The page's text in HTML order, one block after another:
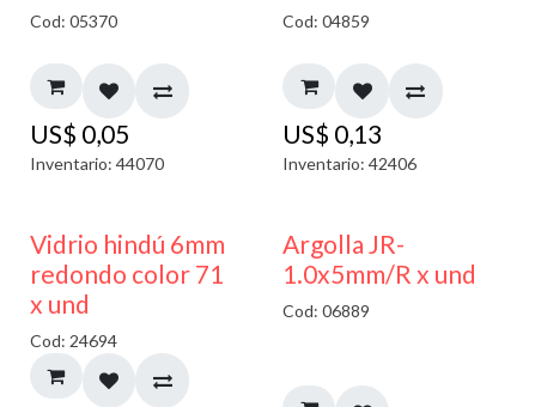
Cod: 05370
US$ 0,05
Inventario: 44070
Cod: 04859
US$ 0,13
Inventario: 42406
40% DESCUENTO
Vidrio hindú 6mm
redondo color 71
x und
Cod: 24694
Argolla JR-
1.0x5mm/R x und
Cod: 06889